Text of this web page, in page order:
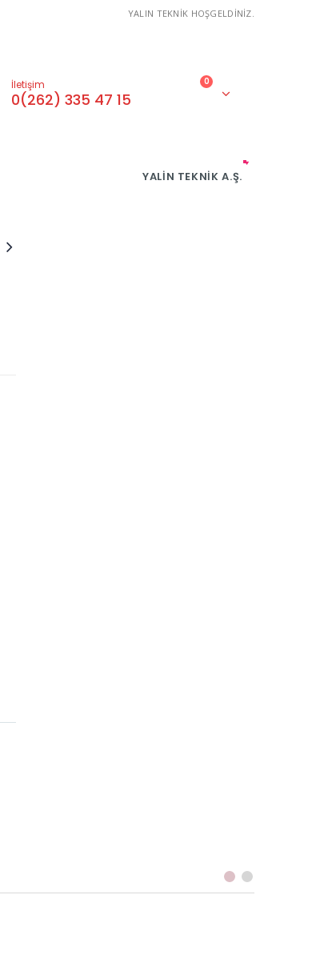
YALIN TEKNİK HOŞGELDİNİZ.
İletişim
0(262) 335 47 15
0
YALIN TEKNIK A.Ş.